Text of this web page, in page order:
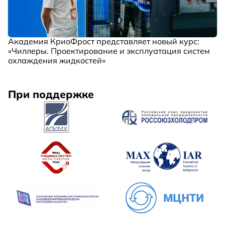
Академия КриоФрост представляет новый курс:
«Чиллеры. Проектирование и эксплуатация систем
охлаждения жидкостей»
При поддержке